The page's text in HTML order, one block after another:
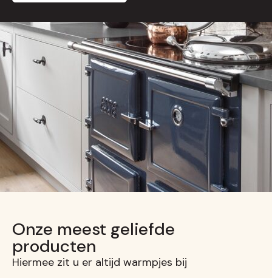
Onze meest geliefde
producten
Hiermee zit u er altijd warmpjes bij